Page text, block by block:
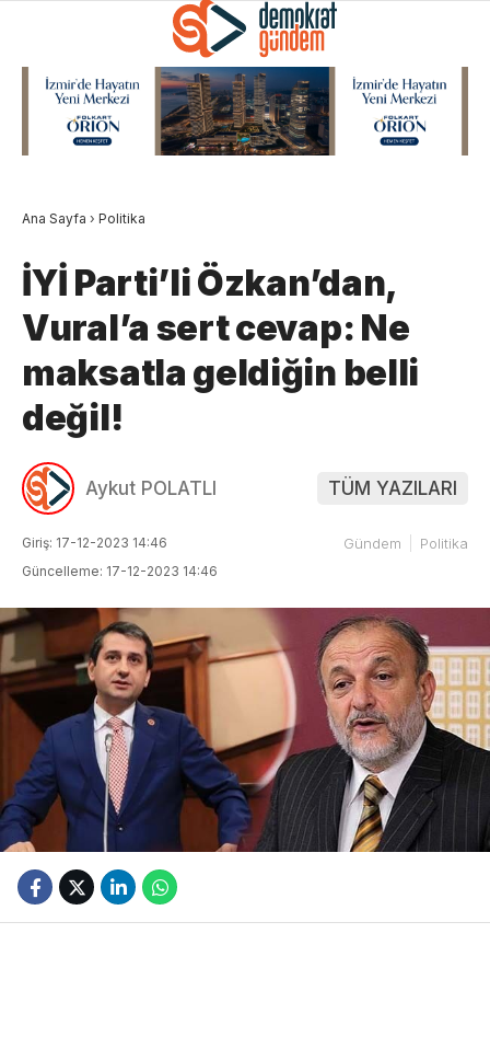
Ana Sayfa › Politika
İYİ Parti’li Özkan’dan,
Vural’a sert cevap: Ne
maksatla geldiğin belli
değil!
Aykut POLATLI TÜM YAZILARI
Giriş: 17-12-2023 14:46
Güncelleme: 17-12-2023 14:46
Gündem Politika